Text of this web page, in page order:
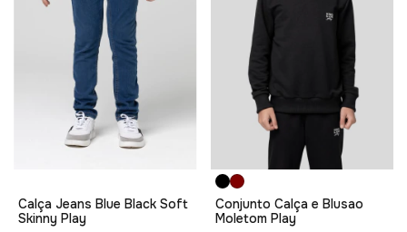
Calça Jeans Blue Black Soft
Skinny Play
Conjunto Calça e Blusao
Moletom Play